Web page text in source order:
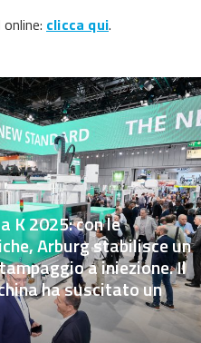
clicca qui.
K 2025: con le
Arburg stabilisce un
a iniezione. Il
ha suscitato un